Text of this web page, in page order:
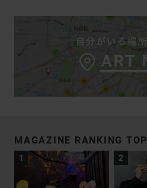
MAGAZINE RANKING